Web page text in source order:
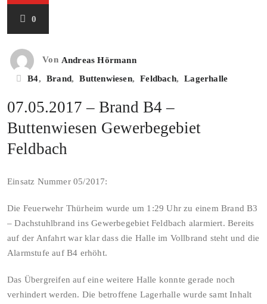
0
Von Andreas Hörmann
B4, Brand, Buttenwiesen, Feldbach, Lagerhalle
07.05.2017 – Brand B4 –
Buttenwiesen Gewerbegebiet
Feldbach
Einsatz Nummer 05/2017:
Die Feuerwehr Thürheim wurde um 1:29 Uhr zu einem Brand B3
– Dachstuhlbrand ins Gewerbegebiet Feldbach alarmiert. Bereits
auf der Anfahrt war klar dass die Halle im Vollbrand steht und die
Alarmstufe auf B4 erhöht.
Das Übergreifen auf eine weitere Halle konnte gerade noch
verhindert werden. Die betroffene Lagerhalle wurde samt Inhalt